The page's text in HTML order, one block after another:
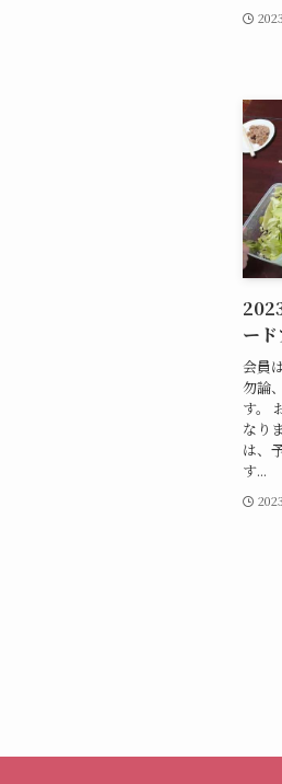
ー
会員
勿論
す。
なり
は、
す...